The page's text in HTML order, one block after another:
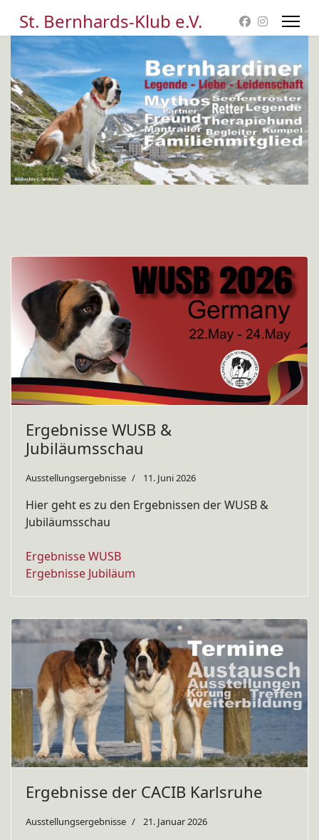
St. Bernhards-Klub e.V.
Ergebnisse WUSB &
Jubiläumsschau
Ausstellungsergebnisse 11. Juni 2026
Hier geht es zu den Ergebnissen der WUSB &
Jubiläumsschau
Ergebnisse WUSB
Ergebnisse Jubiläum
Ergebnisse der CACIB Karlsruhe
Ausstellungsergebnisse 21. Januar 2026